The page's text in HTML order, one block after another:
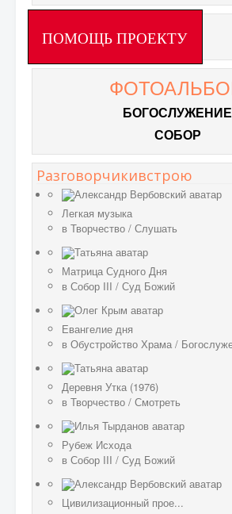
ПОМОЩЬ ПРОЕКТУ
БОГОСЛУЖЕНИЕ
СОБОР
Разговорчикивстрою
Легкая музыка
в Творчество / Слушать
Матрица Судного Дня
в Собор III / Суд Божий
Евангелие дня
в Обустройство Храма /
Деревня Утка (1976)
в Творчество / Смотреть
Рубеж Исхода
в Собор III / Суд Божий
Цивилизационный прое...